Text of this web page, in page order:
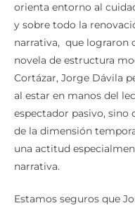
orienta entorno al
y sobre todo la
narrativa, que lograron
novela de estructura
Cortázar, Jorge Dávila
al estar en manos del
espectador pasivo, sino
de la dimensión
una actitud
narrativa.
Estamos seguros que